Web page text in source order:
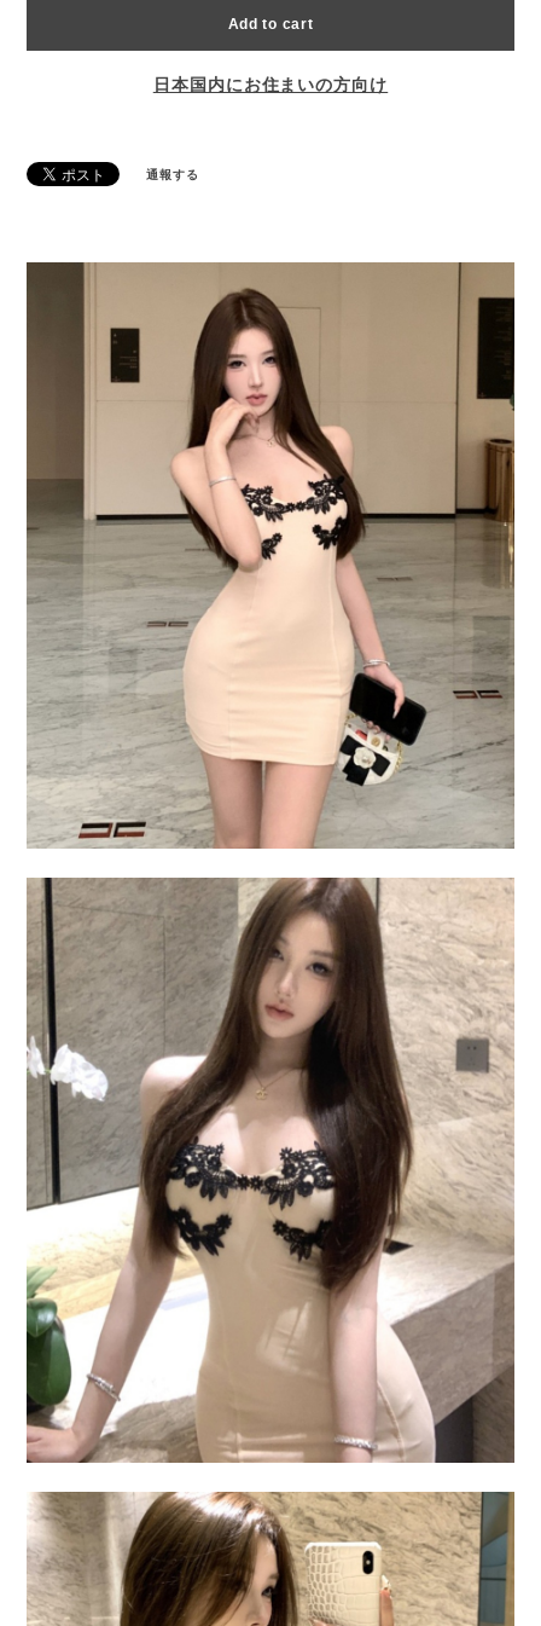
Add to cart
日本国内にお住まいの方向け
通報する